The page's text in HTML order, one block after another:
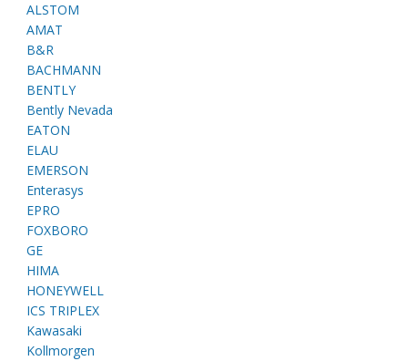
ALSTOM
AMAT
B&R
BACHMANN
BENTLY
Bently Nevada
EATON
ELAU
EMERSON
Enterasys
EPRO
FOXBORO
GE
HIMA
HONEYWELL
ICS TRIPLEX
Kawasaki
Kollmorgen